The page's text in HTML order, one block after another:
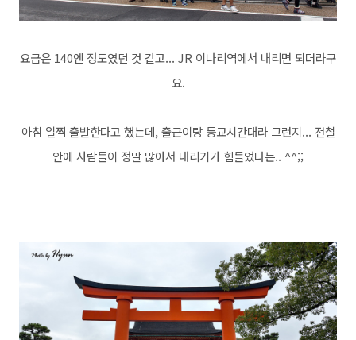
요금은 140엔 정도였던 것 같고... JR 이나리역에서 내리면 되더라구
요.
아침 일찍 출발한다고 했는데, 출근이랑 등교시간대라 그런지... 전철
안에 사람들이 정말 많아서 내리기가 힘들었다는.. ^^;;